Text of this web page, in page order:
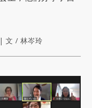
|文 / 林岑玲